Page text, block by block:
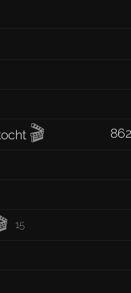
🎬 862
15